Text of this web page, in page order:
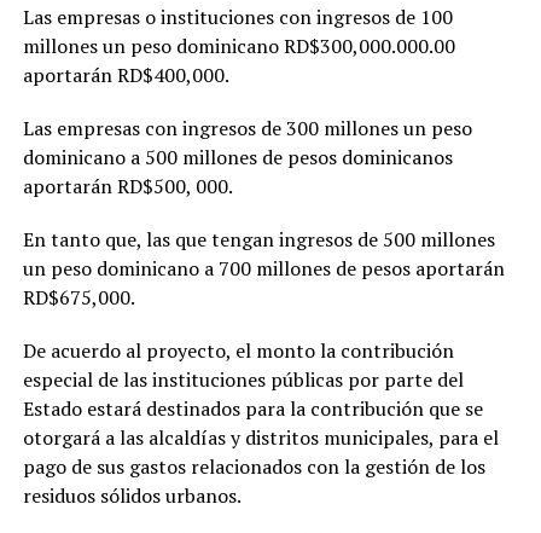
Las empresas o instituciones con ingresos de 100
millones un peso dominicano RD$300,000.000.00
aportarán RD$400,000.
Las empresas con ingresos de 300 millones un peso
dominicano a 500 millones de pesos dominicanos
aportarán RD$500, 000.
En tanto que, las que tengan ingresos de 500 millones
un peso dominicano a 700 millones de pesos aportarán
RD$675,000.
De acuerdo al proyecto, el monto la contribución
especial de las instituciones públicas por parte del
Estado estará destinados para la contribución que se
otorgará a las alcaldías y distritos municipales, para el
pago de sus gastos relacionados con la gestión de los
residuos sólidos urbanos.